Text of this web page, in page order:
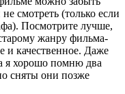
смотреть (только если
Посмотрите лучше,
жанру фильма-
и качественное. Даже
я хорошо помню два
сняты они позже